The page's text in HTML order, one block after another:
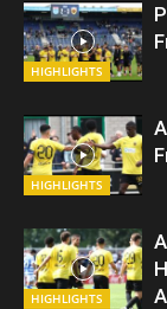
HIGHLIGHTS
HIGHLIGHTS
HIGHLIGHTS